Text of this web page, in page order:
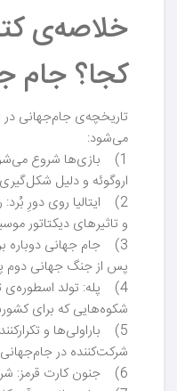
خلاصه‌ی
کجا؟ جام
می‌شود:
1) بازی‌ها شروع
اروگوئه و دلیل
2) ایتالیا روی دورِ
و تاثیرهای دیکتاتور
3) جام جهانی دوباره
پس از جنگ جهانی دوم پس از
4) پله: تولد اسطوره‌ی
شکوه‌هایی که برای
5) باراولی‌ها و
شرکت‌کننده در
6) جنون کارت قرمز: شرح تغییر در روند داوری‌ها.